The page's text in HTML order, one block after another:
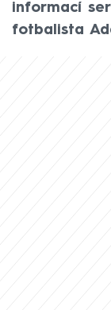
informací
fotbalista